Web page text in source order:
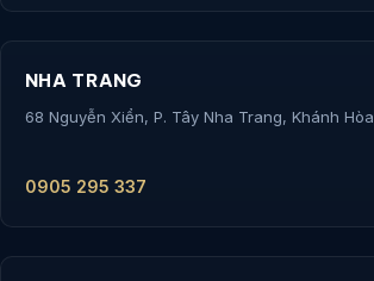
NHA TRANG
68 Nguyễn Xiển, P. Tây Nha Trang, Khánh Hòa
0905 295 337